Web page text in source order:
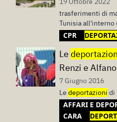
trasferimenti di
Tunisia all'interno
CPR
Le
Renzi e Alfano
7 Giugno 2016
Le deportazioni di
AFFARI E
CARA